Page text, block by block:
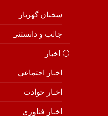
سخنان گهربار
جالب و دانستنی
⚪️ اخبار
اخبار اجتماعی
اخبار حوادث
اخبار فناوری